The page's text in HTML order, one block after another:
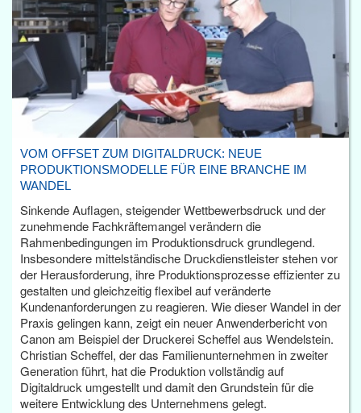
VOM OFFSET ZUM DIGITALDRUCK: NEUE
PRODUKTIONSMODELLE FÜR EINE BRANCHE IM
WANDEL
Sinkende Auflagen, steigender Wettbewerbsdruck und der
zunehmende Fachkräftemangel verändern die
Rahmenbedingungen im Produktionsdruck grundlegend.
Insbesondere mittelständische Druckdienstleister stehen vor
der Herausforderung, ihre Produktionsprozesse effizienter zu
gestalten und gleichzeitig flexibel auf veränderte
Kundenanforderungen zu reagieren. Wie dieser Wandel in der
Praxis gelingen kann, zeigt ein neuer Anwenderbericht von
Canon am Beispiel der Druckerei Scheffel aus Wendelstein.
Christian Scheffel, der das Familienunternehmen in zweiter
Generation führt, hat die Produktion vollständig auf
Digitaldruck umgestellt und damit den Grundstein für die
weitere Entwicklung des Unternehmens gelegt.